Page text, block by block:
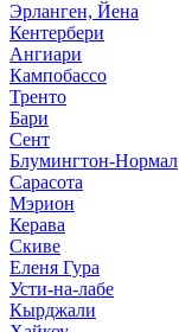
Эрланген, Йена
Кентербери
Ангиари
Кампобассо
Тренто
Бари
Сент
Блумингтон-Нормал
Сарасота
Мэрион
Керава
Скиве
Еленя Гура
Усти-на-лабе
Кырджали